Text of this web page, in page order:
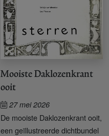
Mooiste Daklozenkrant
ooit
27 mei 2026
De mooiste Daklozenkrant ooit,
een geïllustreerde dichtbundel